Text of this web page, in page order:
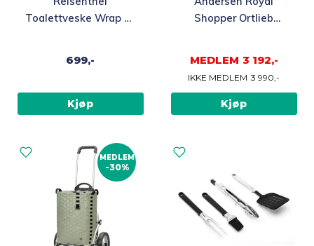
Toalettveske Wrap 3L
699,-
Kjøp
Shopper Ortlieb
MEDLEM 3 192,-
IKKE MEDLEM 3 990,-
Kjøp
MEDLEM
-30%